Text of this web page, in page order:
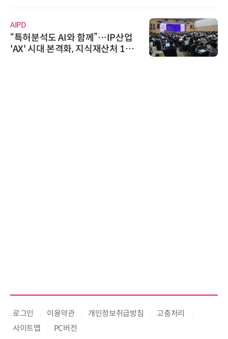
로옴세미컨덕터코리아
로옴, 발진 출력 4배 높인 2세대 테
라헤르츠파 발진 디바이스 개발
로그인 이용약관 개인정보취급방침
고충처리
사이트맵
PC버전